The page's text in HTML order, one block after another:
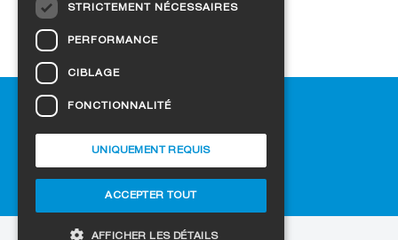
Aide
FAQ
Paramètres des cookies
DANISH
LATVIAN
STRICTEMENT NÉCESSAIRES
PERFORMANCE
CIBLAGE
FONCTIONNALITÉ
ACCEPTER TOUT
UNIQUEMENT REQUIS
AFFICHER LES DÉTAILS